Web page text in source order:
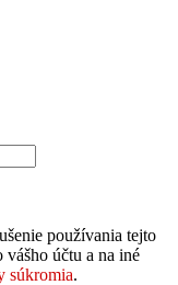
používania tejto
vášho účtu a na iné
súkromia.